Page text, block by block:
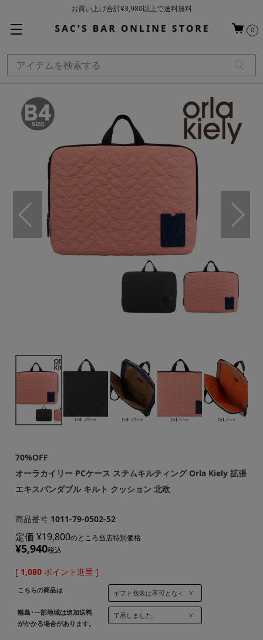
お買い上げ合計¥3,980以上で送料無料
当日～翌営業日を目安に順次発送（一部お取り寄せ商品を除く）
0
70%OFF
オーラカイリー PCケース ステムキルティング Orla Kiely 拡張
エキスパンダブル キルト クッション 北欧
商品番号 1011-79-0502-52
定価 ¥19,800のところ当店特別価格
¥5,940税込
[ 1,080 ポイント進呈 ]
こちらの商品は
離島･一部地域は追加送料
がかかる場合があります。